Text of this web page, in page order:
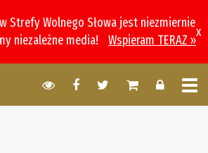
Strefy Wolnego Słowa jest niezmiernie
niezależne media!
Wspieram TERAZ »
x